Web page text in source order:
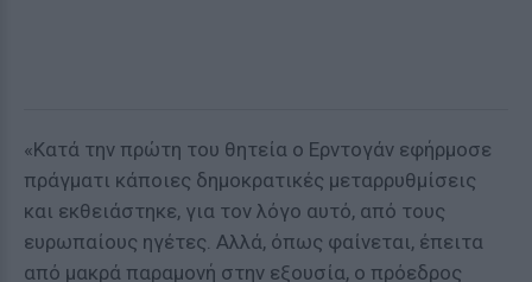
«Κατά την πρώτη του θητεία ο Ερντογάν εφήρμοσε
πράγματι κάποιες δημοκρατικές μεταρρυθμίσεις
και εκθειάστηκε, για τον λόγο αυτό, από τους
ευρωπαίους ηγέτες. Αλλά, όπως φαίνεται, έπειτα
από μακρά παραμονή στην εξουσία, ο πρόεδρος